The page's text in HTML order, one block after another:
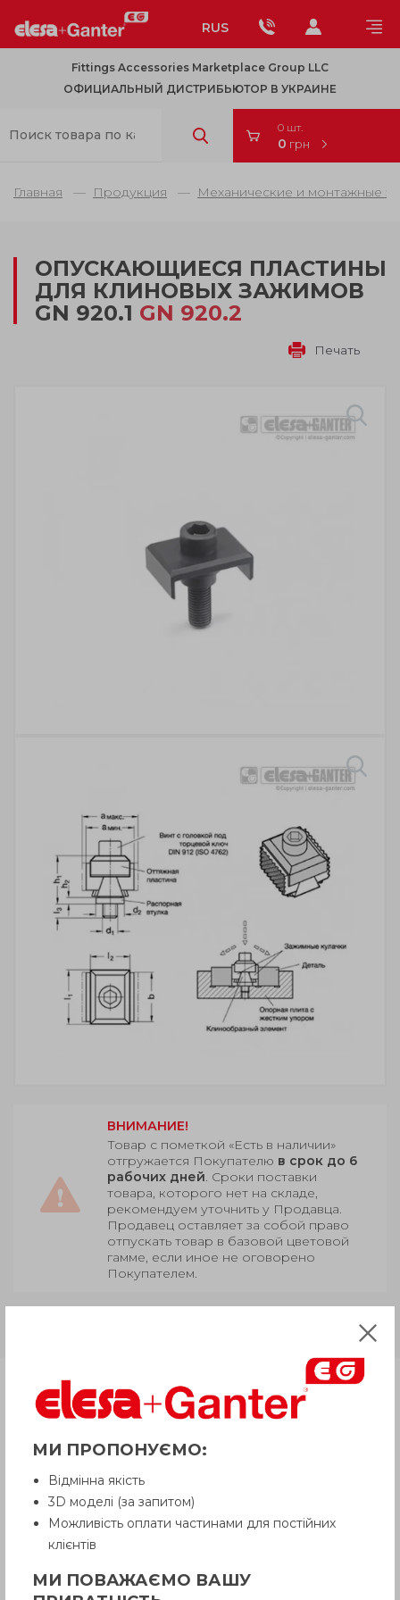
RUS
Fittings Accessories Marketplace Group LLC
ОФИЦИАЛЬНЫЙ ДИСТРИБЬЮТОР В УКРАИНЕ
0 шт.
0 грн
Главная Продукция Механические и монтажные
ОПУСКАЮЩИЕСЯ ПЛАСТИНЫ
ДЛЯ КЛИНОВЫХ ЗАЖИМОВ
GN 920.1 GN 920.2
Печать
ВНИМАНИЕ!
Товар с пометкой «Есть в наличии»
отгружается Покупателю в срок до 6
рабочих дней. Сроки поставки
товара, которого нет на складе,
рекомендуем уточнить у Продавца.
Продавец оставляет за собой право
отпускать товар в базовой цветовой
гамме, если иное не оговорено
Покупателем.
Продукция
Описание
Вопрос о продукции
Инструкция (pdf.)
МИ ПРОПОНУЄМО:
Відмінна якість
3D моделі (за запитом)
Можливість оплати частинами для постійних
клієнтів
МИ ПОВАЖАЄМО ВАШУ